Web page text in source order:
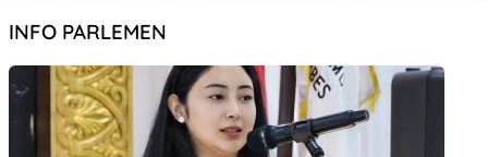
INFO PARLEMEN